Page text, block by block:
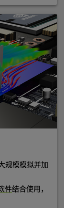
规模模拟并加
件结合使用，